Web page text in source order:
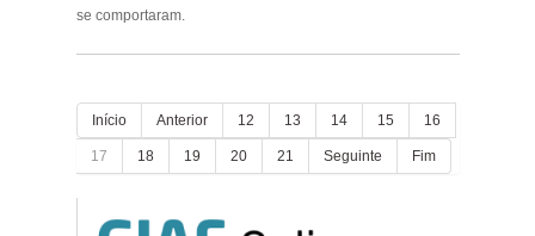
se comportaram.
Início Anterior 12 13 14 15 16
17 18 19 20 21 Seguinte Fim